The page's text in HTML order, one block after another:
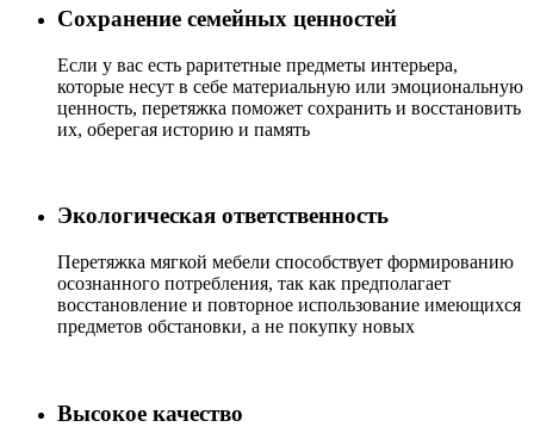
Сохранение семейных ценностей
Если у вас есть раритетные предметы интерьера,
которые несут в себе материальную или эмоциональную
ценность, перетяжка поможет сохранить и восстановить
их, оберегая историю и память
Экологическая ответственность
Перетяжка мягкой мебели способствует формированию
осознанного потребления, так как предполагает
восстановление и повторное использование имеющихся
предметов обстановки, а не покупку новых
Высокое качество